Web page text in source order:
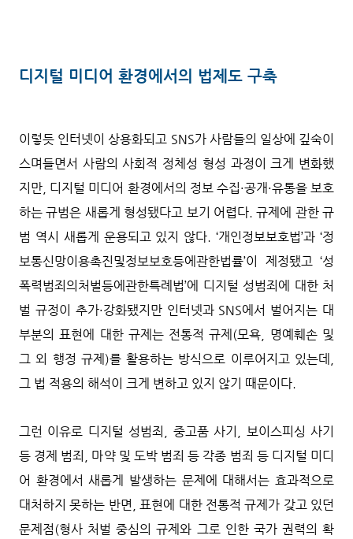
디지털 미디어 환경에서의 법제도 구축
이렇듯 인터넷이 상용화되고 SNS가 사람들의 일상에 깊숙이
스며들면서 사람의 사회적 정체성 형성 과정이 크게 변화했
지만, 디지털 미디어 환경에서의 정보 수집·공개·유통을 보호
하는 규범은 새롭게 형성됐다고 보기 어렵다. 규제에 관한 규
범 역시 새롭게 운용되고 있지 않다. ‘개인정보보호법’과 ‘정
보통신망이용촉진및정보보호등에관한법률’이 제정됐고 ‘성
폭력범죄의처벌등에관한특례법’에 디지털 성범죄에 대한 처
벌 규정이 추가·강화됐지만 인터넷과 SNS에서 벌어지는 대
부분의 표현에 대한 규제는 전통적 규제(모욕, 명예훼손 및
그 외 행정 규제)를 활용하는 방식으로 이루어지고 있는데,
그 법 적용의 해석이 크게 변하고 있지 않기 때문이다.
그런 이유로 디지털 성범죄, 중고품 사기, 보이스피싱 사기
등 경제 범죄, 마약 및 도박 범죄 등 각종 범죄 등 디지털 미디
어 환경에서 새롭게 발생하는 문제에 대해서는 효과적으로
대처하지 못하는 반면, 표현에 대한 전통적 규제가 갖고 있던
문제점(형사 처벌 중심의 규제와 그로 인한 국가 권력의 확